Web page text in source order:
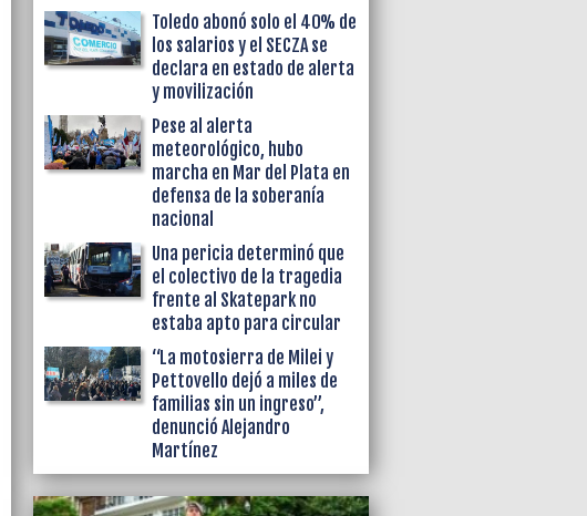
Toledo abonó solo el 40% de
los salarios y el SECZA se
declara en estado de alerta
y movilización
Pese al alerta
meteorológico, hubo
marcha en Mar del Plata en
defensa de la soberanía
nacional
Una pericia determinó que
el colectivo de la tragedia
frente al Skatepark no
estaba apto para circular
“La motosierra de Milei y
Pettovello dejó a miles de
familias sin un ingreso”,
denunció Alejandro
Martínez